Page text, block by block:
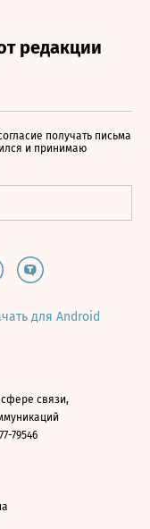
получать письма
и принимаю
для Android
связи,
79546